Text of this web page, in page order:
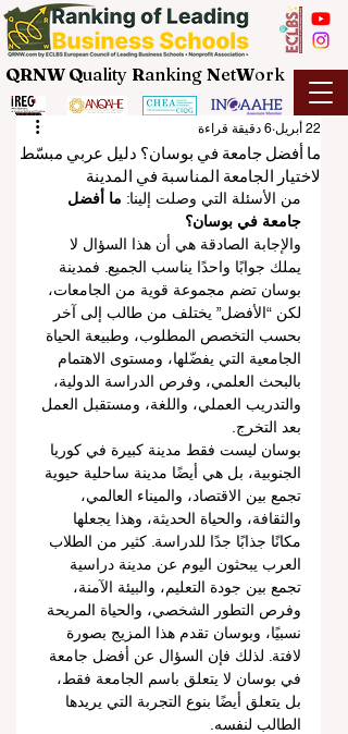
QRNW Quality Ranking NetWork
ما أفضل جامعة في بوسان؟ دليل عربي مبسّط
لاختيار الجامعة المناسبة في المدينة
22 أبريل 6 دقيقة قراءة
من الأسئلة التي وصلت إلينا: ما أفضل
جامعة في بوسان؟
والإجابة الصادقة هي أن هذا السؤال لا
يملك جوابًا واحدًا يناسب الجميع. فمدينة
بوسان تضم مجموعة قوية من الجامعات،
لكن “الأفضل” يختلف من طالب إلى آخر
بحسب التخصص المطلوب، وطبيعة الحياة
الجامعية التي يفضّلها، ومستوى الاهتمام
بالبحث العلمي، وفرص الدراسة الدولية،
والتدريب العملي، واللغة، ومستقبل العمل
بعد التخرج.
بوسان ليست فقط مدينة كبيرة في كوريا
الجنوبية، بل هي أيضًا مدينة ساحلية حيوية
تجمع بين الاقتصاد، والميناء العالمي،
والثقافة، والحياة الحديثة، وهذا يجعلها
مكانًا جذابًا جدًا للدراسة. كثير من الطلاب
العرب يبحثون اليوم عن مدينة دراسية
تجمع بين جودة التعليم، والبيئة الآمنة،
وفرص التطور الشخصي، والحياة المريحة
نسبيًا، وبوسان تقدم هذا المزيج بصورة
لافتة. لذلك فإن السؤال عن أفضل جامعة
في بوسان لا يتعلق باسم الجامعة فقط،
بل يتعلق أيضًا بنوع التجربة التي يريدها
الطالب لنفسه.